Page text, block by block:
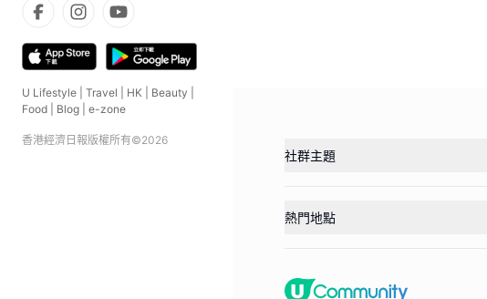
U Lifestyle Travel HK Beauty
Food
Blog e-zone
香港經濟日報版權所有©2026
社群主題
熱門地點